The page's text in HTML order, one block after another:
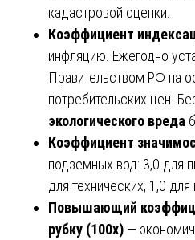
кадастровой оценки.
Коэффициент
инфляцию. Ежегодно
Правительством РФ на
потребительских цен.
экологического вреда
Коэффициент
подземных вод: 3,0 для
для технических, 1,0
Повышающий
рубку (100х) —